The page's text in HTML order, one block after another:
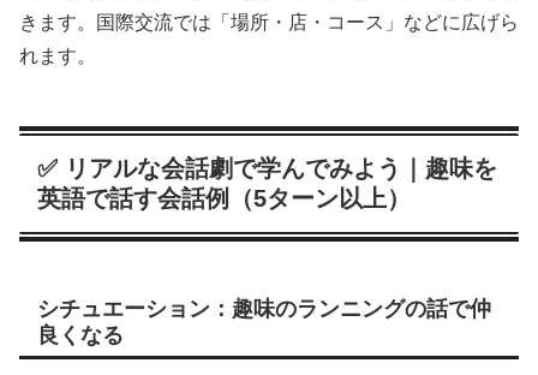
きます。国際交流では「場所・店・コース」などに広げら
れます。
✅ リアルな会話劇で学んでみよう｜趣味を
英語で話す会話例（5ターン以上）
シチュエーション：趣味のランニングの話で仲
良くなる